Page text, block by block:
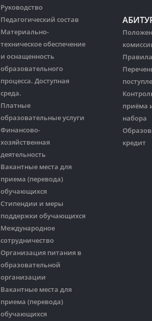
Руководство
Педагогический состав
Материально-
техническое обеспечение
и оснащенность
образовательного
процесса. Доступная
среда.
Платные
образовательные услуги
Финансово-
хозяйственная
деятельность
Вакантные места для
приема (перевода)
обучающихся
Стипендии и меры
поддержки обучающихся
Международное
сотрудничество
Организация питания в
образовательной
организации
Вакантные места для
приема (перевода)
обучающихся
приёма
набора
кредит